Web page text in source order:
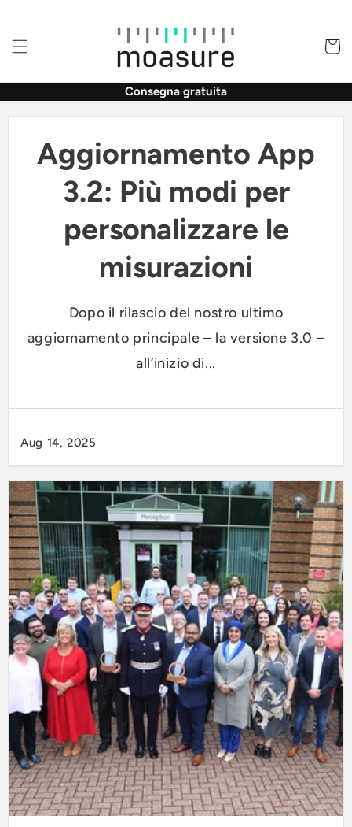
Carrello
Consegna gratuita
Aggiornamento App
3.2: Più modi per
personalizzare le
misurazioni
Dopo il rilascio del nostro ultimo
aggiornamento principale – la versione 3.0 –
all’inizio di...
Aug 14, 2025